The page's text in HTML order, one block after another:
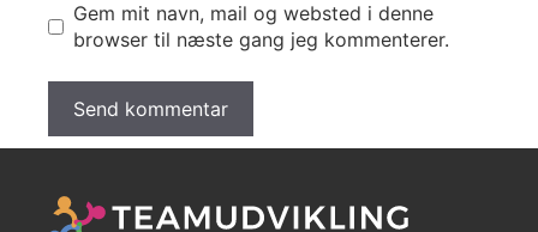
Gem mit navn, mail og websted i denne
browser til næste gang jeg kommenterer.